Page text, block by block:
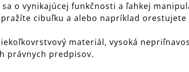
sa o vynikajúcej funkčnosti a ľahkej
cibuľku a alebo napríklad orestujete
materiál, vysoká
právnych predpisov.